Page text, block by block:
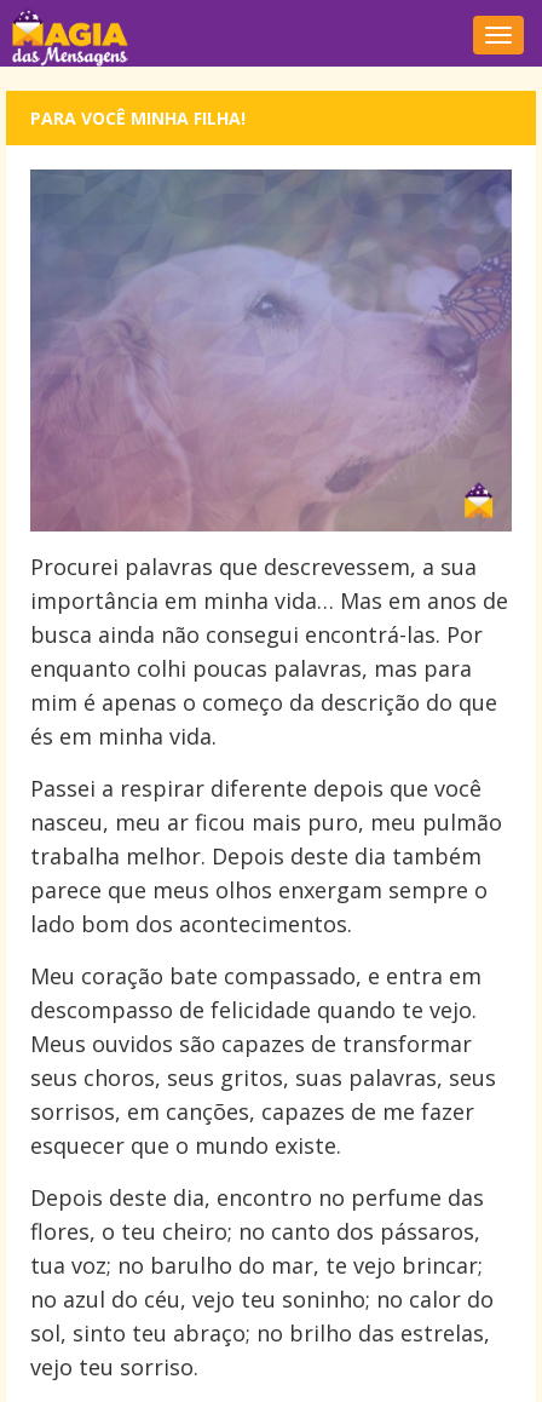
PARA VOCÊ MINHA FILHA!
Procurei palavras que descrevessem, a sua
importância em minha vida… Mas em anos de
busca ainda não consegui encontrá-las. Por
enquanto colhi poucas palavras, mas para
mim é apenas o começo da descrição do que
és em minha vida.
Passei a respirar diferente depois que você
nasceu, meu ar ficou mais puro, meu pulmão
trabalha melhor. Depois deste dia também
parece que meus olhos enxergam sempre o
lado bom dos acontecimentos.
Meu coração bate compassado, e entra em
descompasso de felicidade quando te vejo.
Meus ouvidos são capazes de transformar
seus choros, seus gritos, suas palavras, seus
sorrisos, em canções, capazes de me fazer
esquecer que o mundo existe.
Depois deste dia, encontro no perfume das
flores, o teu cheiro; no canto dos pássaros,
tua voz; no barulho do mar, te vejo brincar;
no azul do céu, vejo teu soninho; no calor do
sol, sinto teu abraço; no brilho das estrelas,
vejo teu sorriso.